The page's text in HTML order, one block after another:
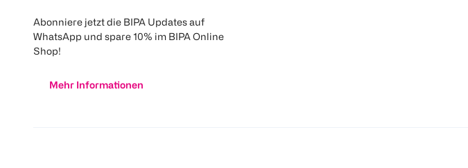
Abonniere jetzt die BIPA Updates auf
WhatsApp und spare 10% im BIPA Online
Shop!
Mehr Informationen